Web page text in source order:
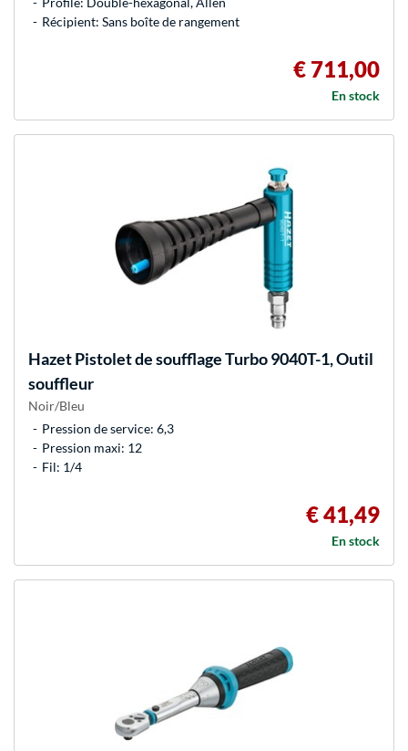
Récipient: Sans boîte de rangement
€ 711,00
En stock
HazetPistolet de soufflage Turbo 9040T-1, Outil
souffleur
Noir/Bleu
Pression de service: 6,3
Pression maxi: 12
Fil: 1/4
€ 41,49
En stock